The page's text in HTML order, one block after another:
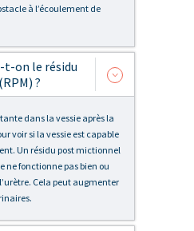
à l’écoulement de
t-on le résidu
?
dans la vessie après la
voir si la vessie est capable
Un résidu post mictionnel
ne fonctionne pas bien ou
Cela peut augmenter